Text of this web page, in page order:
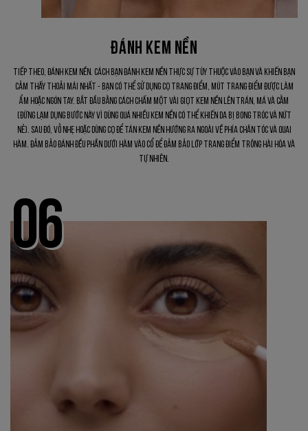
ĐÁNH KEM NỀN
Tiếp theo, đánh kem nền. Cách bạn đánh kem nền thực sự tùy thuộc vào bạn và khiến bạn
cảm thấy thoải mái nhất - bạn có thể sử dụng cọ trang điểm, mút trang điểm được làm
ẩm hoặc ngón tay. Bắt đầu bằng cách chấm một vài giọt kem nền lên trán, má và cằm
(Đừng lạm dụng bước này vì dùng quá nhiều kem nền có thể khiến da bị bong tróc và nứt
nẻ). Sau đó, vỗ nhẹ hoặc dùng cọ để tán kem nền hướng ra ngoài về phía chân tóc và quai
hàm. Đảm bảo đánh đều phần dưới hàm vào cổ để đảm bảo lớp trang điểm trông hài hòa và
tự nhiên.